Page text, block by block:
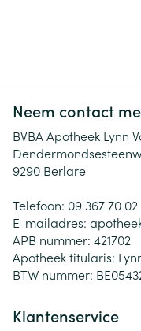
Neem contact
BVBA Apotheek Lynn
9290 Berlare
Telefoon: 09 367 70 02
E-mailadres:
APB nummer: 421702
Apotheek titularis:
BTW nummer:
Klantenservice